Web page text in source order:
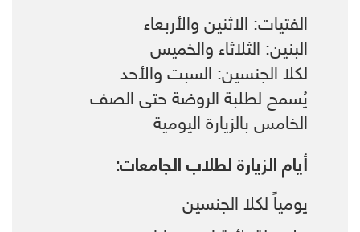
الفتيات: الاثنين والأربعاء
البنين: الثلاثاء والخميس
لكلا الجنسين: السبت والأحد
يُسمح لطلبة الروضة حتى الصف
الخامس بالزيارة اليومية
أيام الزيارة لطلاب الجامعات:
يومياً لكلا الجنسين